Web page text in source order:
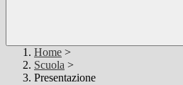
Home >
Scuola >
Presentazione